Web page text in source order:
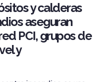
y calderas
aseguran
PCI, grupos de
y